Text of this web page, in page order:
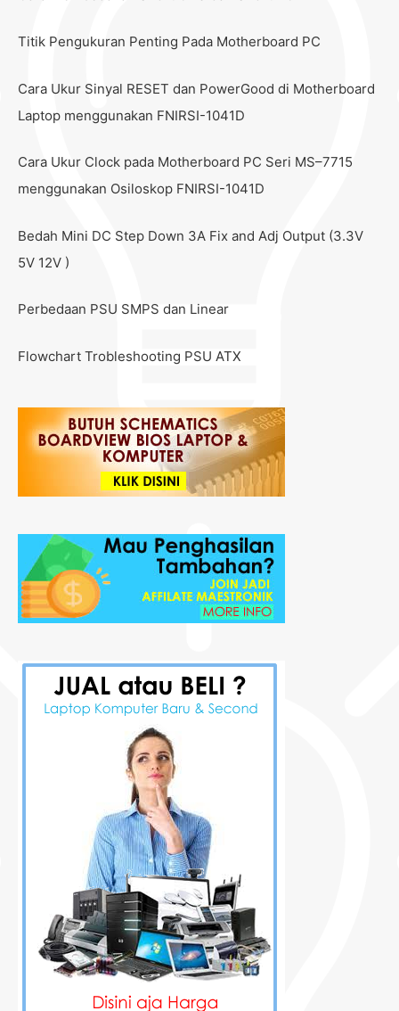
Titik Pengukuran Penting Pada Motherboard PC
Cara Ukur Sinyal RESET dan PowerGood di Motherboard
Laptop menggunakan FNIRSI-1041D
Cara Ukur Clock pada Motherboard PC Seri MS–7715
menggunakan Osiloskop FNIRSI-1041D
Bedah Mini DC Step Down 3A Fix and Adj Output (3.3V
5V 12V )
Perbedaan PSU SMPS dan Linear
Flowchart Trobleshooting PSU ATX